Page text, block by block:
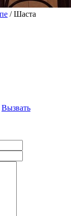
/ Шаста
Вызвать